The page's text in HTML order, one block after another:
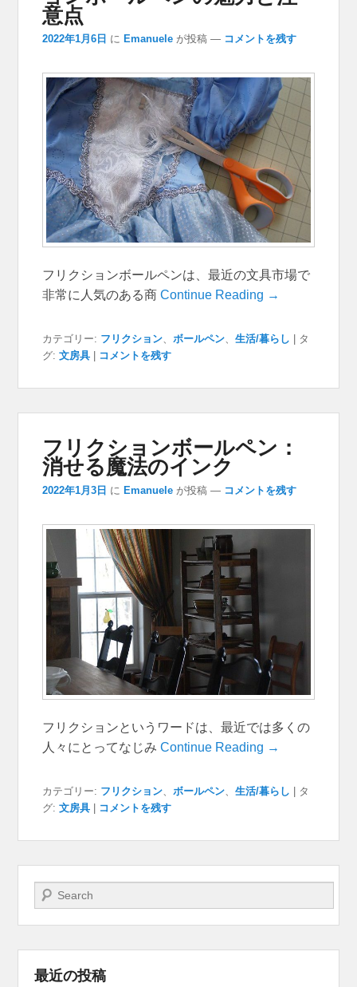
意点
2022年1月6日 に Emanuele が投稿 — コメントを残す
フリクションボールペンは、最近の文具市場で
非常に人気のある商Continue Reading →
カテゴリー: フリクション、ボールペン、生活/暮らし
タ
グ: 文房具 コメントを残す
フリクションボールペン：
消せる魔法のインク
2022年1月3日 に Emanuele が投稿 — コメントを残す
フリクションというワードは、最近では多くの
人々にとってなじみContinue Reading →
カテゴリー: フリクション ボールペン 、生活/暮らし
タ
グ: 文房具 コメントを残す
検索開始
最近の投稿